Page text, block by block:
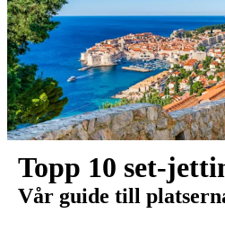
Topp 10 set-
Vår guide till